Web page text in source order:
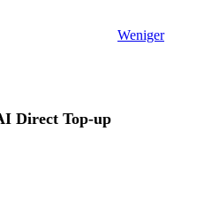
Weniger
Direct Top-up